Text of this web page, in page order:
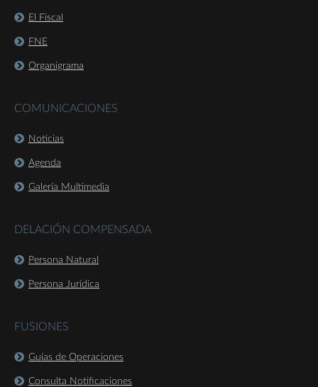
El Fiscal
FNE
Organigrama
COMUNICACIONES
Noticias
Agenda
Galería Multimedia
DELACIÓN COMPENSADA
Persona Natural
Persona Jurídica
FUSIONES
Guías de Operaciones
Consulta Notificaciones